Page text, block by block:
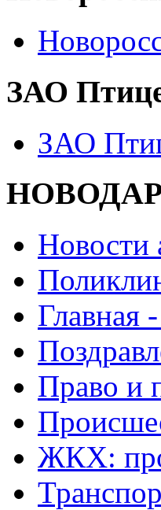
ЗАО
ЗАО
НОВОДАР
Новости
Главная
Право и
ЖКХ: